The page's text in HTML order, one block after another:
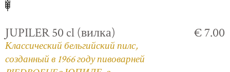
JUPILER 50 cl (вилка)
Классический бельгийский пилс,
созданный в 1966 году пивоварней
€ 7.00